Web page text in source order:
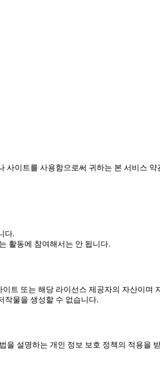
이트를 사용함으로써 귀하는 본 서비스
다.
활동에 참여해서는 안 됩니다.
트 또는 해당 라이선스 제공자의 자산이며
작물을 생성할 수 없습니다.
설명하는 개인 정보 보호 정책의 적용을